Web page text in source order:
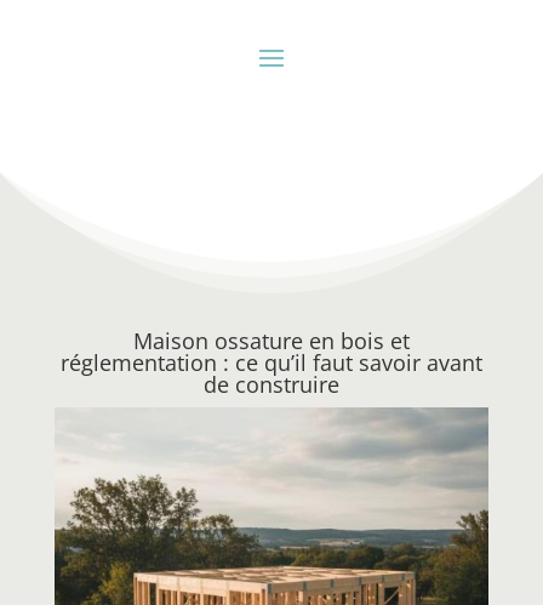
Maison ossature en bois et
réglementation : ce qu’il faut savoir avant
de construire